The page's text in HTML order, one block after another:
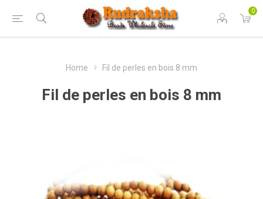
0
Home Fil de perles en bois 8 mm
Fil de perles en bois 8 mm